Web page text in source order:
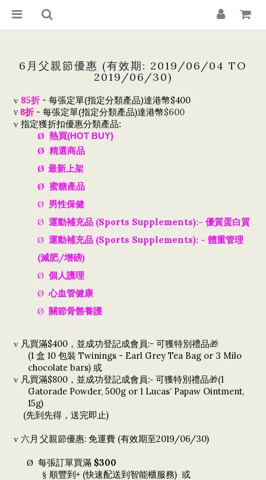
6月父親節優惠 (有效期: 2019/06/04 TO
2019/06/30)
v 85折 - 每張定單(指定分類產品)達港幣$400
v 8折 - 每張定單(指定分類產品)達港幣$600
v 指定獲折扣優惠分類產品:
Ø 熱買(HOT BUY)
Ø 精選商品
Ø 最新上架
Ø 蜜糖產品
Ø 男性保健
Ø 運動補充品 (Sports Supplements):- 優質蛋白質
Ø 運動補充品 (Sports Supplements): - 體重管理
(減肥/增磅)
Ø 個人護理
Ø 心血管健康
Ø 關節骨骼養護
v 凡買滿$400，並成功登記成會員:- 可獲特別禮品🎁
(1 盒 10 包裝 Twinings - Earl Grey Tea Bag or 3 Milo
chocolate bars) 或
v 凡買滿$800， 並成功登記成會員:- 可獲特別禮品🎁(1
Gatorade Powder, 500g or 1 Lucas’ Papaw Ointment,
15g)
(先到先得，送完即止)
v 六月 父親節優惠: 免運費 (有效期至2019/06/30)
Ø 每張訂單買滿 $300
§ 順豐到 + (快速配送到智能櫃服務) 或